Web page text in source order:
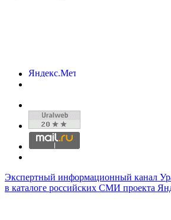
Экспертный информационный канал
в каталоге российских СМИ проекта